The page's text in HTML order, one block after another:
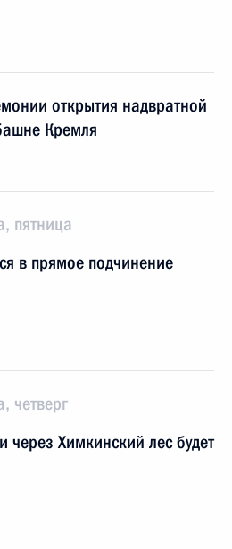
открытия надвратной
Кремля
пятница
в прямое подчинение
четверг
через Химкинский лес будет